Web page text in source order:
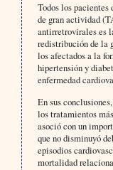
Todos los
de gran actividad
antirretrovirales es
redistribución de la
los afectados a la
hipertensión y
enfermedad
En sus
los tratamientos
asoció con un
que no disminuyó
episodios
mortalidad